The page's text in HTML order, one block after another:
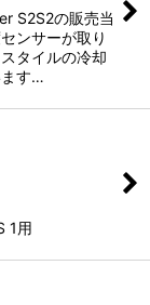
S2S2の販売当
ンサーが取り
タイルの冷却
ます…
1用